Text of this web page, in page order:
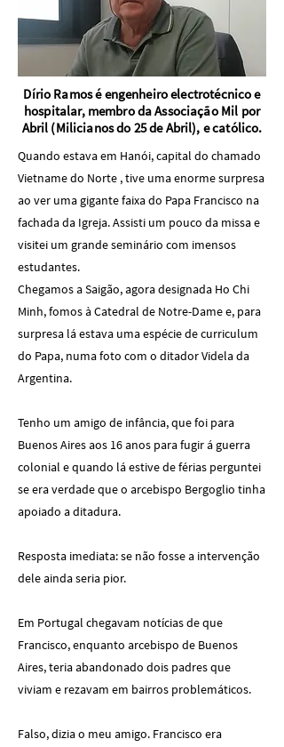
Dírio Ramos é engenheiro electrotécnico e
hospitalar, membro da Associação Mil por
Abril (Milicianos do 25 de Abril), e católico.
Quando estava em Hanói, capital do chamado
Vietname do Norte , tive uma enorme surpresa
ao ver uma gigante faixa do Papa Francisco na
fachada da Igreja. Assisti um pouco da missa e
visitei um grande seminário com imensos
estudantes.
Chegamos a Saigão, agora designada Ho Chi
Minh, fomos à Catedral de Notre-Dame e, para
surpresa lá estava uma espécie de curriculum
do Papa, numa foto com o ditador Videla da
Argentina.
Tenho um amigo de infância, que foi para
Buenos Aires aos 16 anos para fugir á guerra
colonial e quando lá estive de férias perguntei
se era verdade que o arcebispo Bergoglio tinha
apoiado a ditadura.
Resposta imediata: se não fosse a intervenção
dele ainda seria pior.
Em Portugal chegavam notícias de que
Francisco, enquanto arcebispo de Buenos
Aires, teria abandonado dois padres que
viviam e rezavam em bairros problemáticos.
Falso, dizia o meu amigo. Francisco era